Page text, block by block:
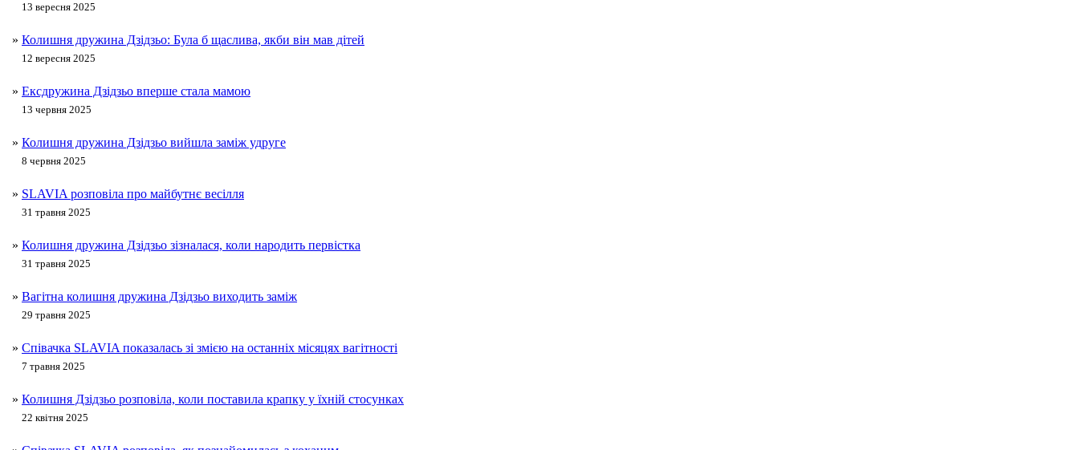
13 вересня 2025
» Колишня дружина Дзідзьо: Була б щаслива, якби він мав дітей
12 вересня 2025
» Ексдружина Дзідзьо вперше стала мамою
13 червня 2025
» Колишня дружина Дзідзьо вийшла заміж удруге
8 червня 2025
» SLAVIA розповіла про майбутнє весілля
31 травня 2025
» Колишня дружина Дзідзьо зізналася, коли народить первістка
31 травня 2025
» Вагітна колишня дружина Дзідзьо виходить заміж
29 травня 2025
» Співачка SLAVIA показалась зі змією на останніх місяцях вагітності
7 травня 2025
» Колишня Дзідзьо розповіла, коли поставила крапку у їхній стосунках
22 квітня 2025